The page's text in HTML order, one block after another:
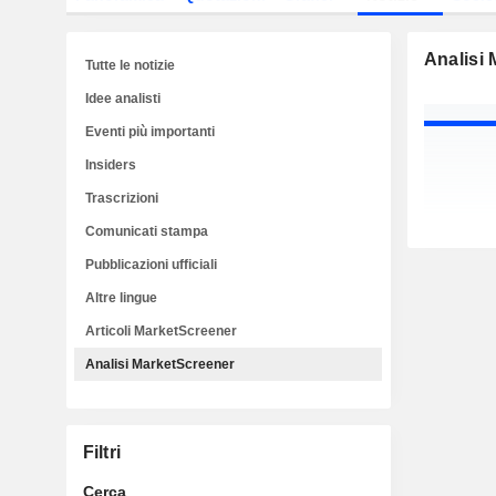
Analisi
Tutte le notizie
Idee analisti
Eventi più importanti
Insiders
Trascrizioni
Comunicati stampa
Pubblicazioni ufficiali
Altre lingue
Articoli MarketScreener
Analisi MarketScreener
Filtri
Cerca